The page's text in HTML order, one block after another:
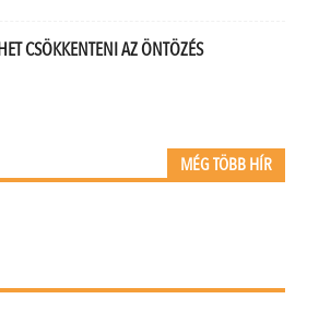
CSÖKKENTENI AZ ÖNTÖZÉS
MÉG TÖBB HÍR